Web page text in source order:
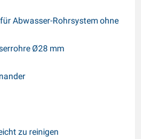
Abwasser-Rohrsystem ohne
Ø28 mm
zu reinigen